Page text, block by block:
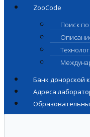
ZooCode
Поиск
Банк донорской
Адреса